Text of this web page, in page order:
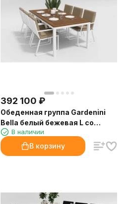
392 100 ₽
Обеденная группа Gardenini
Bella белый бежевая L со
стульями Voglie
В наличии
В корзину